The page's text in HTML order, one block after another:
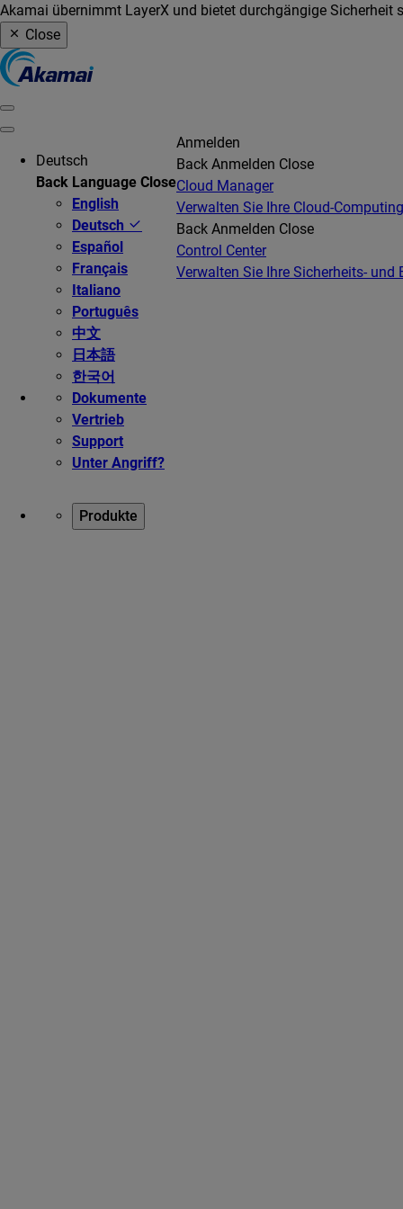
Akamai übernimmt LayerX und bietet durchgängige Sicherheit
Close
Deutsch
Back Language Close
English
Deutsch
Español
Français
Italiano
Português
中文
日本語
한국어
Dokumente
Vertrieb
Support
Unter Angriff?
Anmelden
Back Anmelden Close
Cloud Manager
Verwalten Sie Ihre Cloud-
Back Anmelden Close
Control Center
Verwalten Sie Ihre Sicherheits- und
Produkte